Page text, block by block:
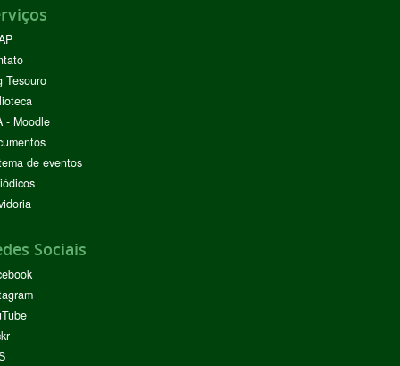
Tesouro
- Moodle
de eventos
Sociais